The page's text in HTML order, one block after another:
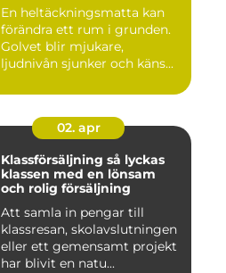
En heltäckningsmatta kan
förändra ett rum i grunden.
Golvet blir mjukare,
ljudnivån sjunker och käns...
02. apr
Klassförsäljning så lyckas
klassen med en lönsam
och rolig försäljning
Att samla in pengar till
klassresan, skolavslutningen
eller ett gemensamt projekt
har blivit en natu...